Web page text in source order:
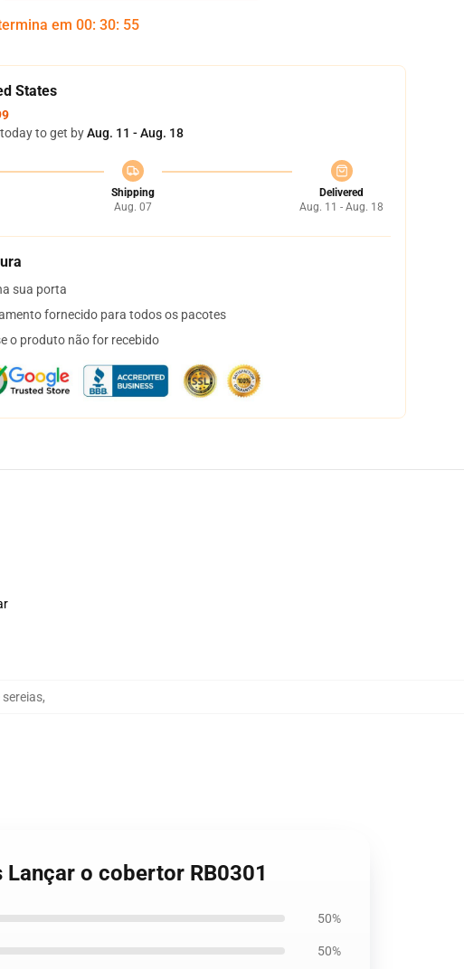
em 00: 30: 54
States
to get byAug. 11 - Aug. 18
Shipping
Aug. 07
Delivered
Aug. 11 - Aug. 18
sua porta
fornecido para todos os pacotes
o produto não for recebido
,
o cobertor RB0301
50%
50%